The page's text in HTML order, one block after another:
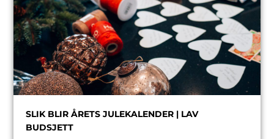
SLIK BLIR ÅRETS JULEKALENDER | LAV
BUDSJETT